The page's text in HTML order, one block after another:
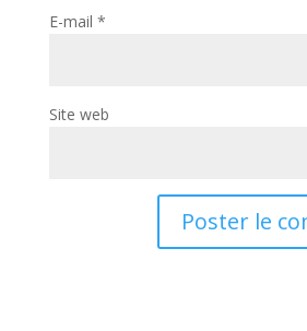
E-mail *
Site web